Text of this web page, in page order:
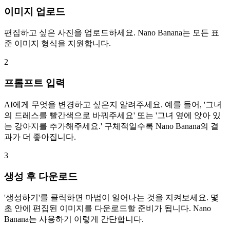
이미지 업로드
편집하고 싶은 사진을 업로드하세요. Nano Banana는 모든 표
준 이미지 형식을 지원합니다.
2
프롬프트 입력
AI에게 무엇을 변경하고 싶은지 알려주세요. 예를 들어, '그녀
의 드레스를 빨간색으로 바꿔주세요' 또는 '그녀 옆에 앉아 있
는 강아지를 추가해주세요.' 구체적일수록 Nano Banana의 결
과가 더 좋아집니다.
3
생성 후 다운로드
'생성하기'를 클릭하면 마법이 일어나는 것을 지켜보세요. 몇
초 안에 편집된 이미지를 다운로드할 준비가 됩니다. Nano
Banana는 사용하기 이렇게 간단합니다.